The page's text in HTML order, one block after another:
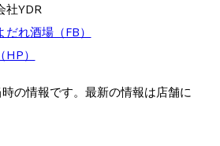
社YDR
だれ酒場（FB）
HP）
の情報です。最新の情報は店舗に